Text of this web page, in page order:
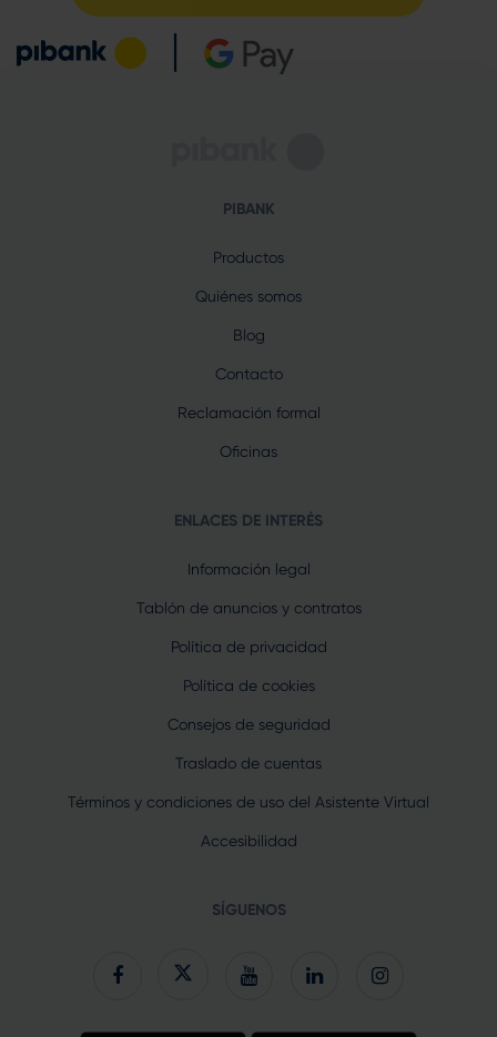
PIBANK
Productos
Quiénes somos
Blog
Contacto
Reclamación formal
Oficinas
ENLACES DE INTERÉS
Información legal
Tablón de anuncios y contratos
Política de privacidad
Política de cookies
Consejos de seguridad
Traslado de cuentas
Términos y condiciones de uso del Asistente Virtual
Accesibilidad
SÍGUENOS